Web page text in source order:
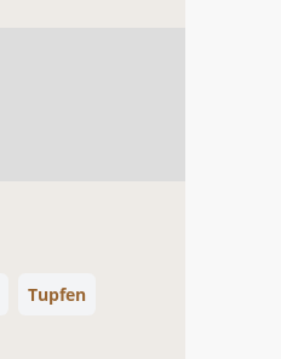
Tupfen